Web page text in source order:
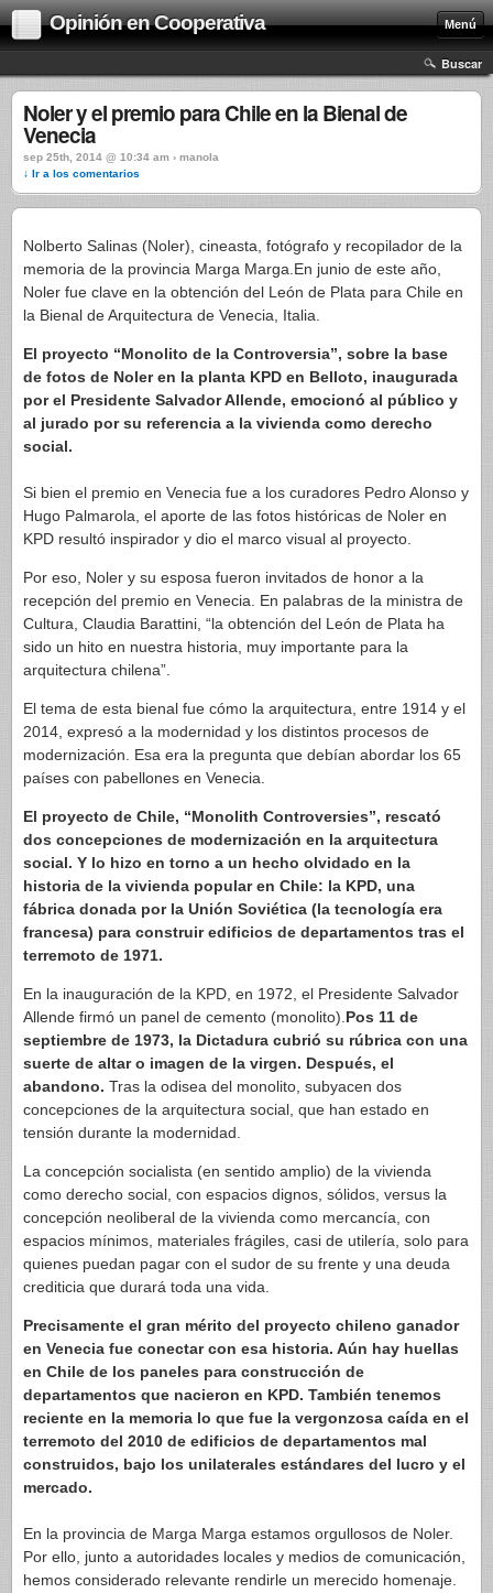
Opinión en Cooperativa Menú
Buscar
Noler y el premio para Chile en la Bienal de
Venecia
sep 25th, 2014 @ 10:34 am › manola
↓ Ir a los comentarios
Nolberto Salinas (Noler), cineasta, fotógrafo y recopilador de la
memoria de la provincia Marga Marga.En junio de este año,
Noler fue clave en la obtención del León de Plata para Chile en
la Bienal de Arquitectura de Venecia, Italia.
El proyecto “Monolito de la Controversia”, sobre la base
de fotos de Noler en la planta KPD en Belloto, inaugurada
por el Presidente Salvador Allende, emocionó al público y
al jurado por su referencia a la vivienda como derecho
social.
Si bien el premio en Venecia fue a los curadores Pedro Alonso y
Hugo Palmarola, el aporte de las fotos históricas de Noler en
KPD resultó inspirador y dio el marco visual al proyecto.
Por eso, Noler y su esposa fueron invitados de honor a la
recepción del premio en Venecia. En palabras de la ministra de
Cultura, Claudia Barattini, “la obtención del León de Plata ha
sido un hito en nuestra historia, muy importante para la
arquitectura chilena”.
El tema de esta bienal fue cómo la arquitectura, entre 1914 y el
2014, expresó a la modernidad y los distintos procesos de
modernización. Esa era la pregunta que debían abordar los 65
países con pabellones en Venecia.
El proyecto de Chile, “Monolith Controversies”, rescató
dos concepciones de modernización en la arquitectura
social. Y lo hizo en torno a un hecho olvidado en la
historia de la vivienda popular en Chile: la KPD, una
fábrica donada por la Unión Soviética (la tecnología era
francesa) para construir edificios de departamentos tras el
terremoto de 1971.
En la inauguración de la KPD, en 1972, el Presidente Salvador
Allende firmó un panel de cemento (monolito). Pos 11 de
septiembre de 1973, la Dictadura cubrió su rúbrica con una
suerte de altar o imagen de la virgen. Después, el
abandono. Tras la odisea del monolito, subyacen dos
concepciones de la arquitectura social, que han estado en
tensión durante la modernidad.
La concepción socialista (en sentido amplio) de la vivienda
como derecho social, con espacios dignos, sólidos, versus la
concepción neoliberal de la vivienda como mercancía, con
espacios mínimos, materiales frágiles, casi de utilería, solo para
quienes puedan pagar con el sudor de su frente y una deuda
crediticia que durará toda una vida.
Precisamente el gran mérito del proyecto chileno ganador
en Venecia fue conectar con esa historia. Aún hay huellas
en Chile de los paneles para construcción de
departamentos que nacieron en KPD. También tenemos
reciente en la memoria lo que fue la vergonzosa caída en el
terremoto del 2010 de edificios de departamentos mal
construidos, bajo los unilaterales estándares del lucro y el
mercado.
En la provincia de Marga Marga estamos orgullosos de Noler.
Por ello, junto a autoridades locales y medios de comunicación,
hemos considerado relevante rendirle un merecido homenaje.